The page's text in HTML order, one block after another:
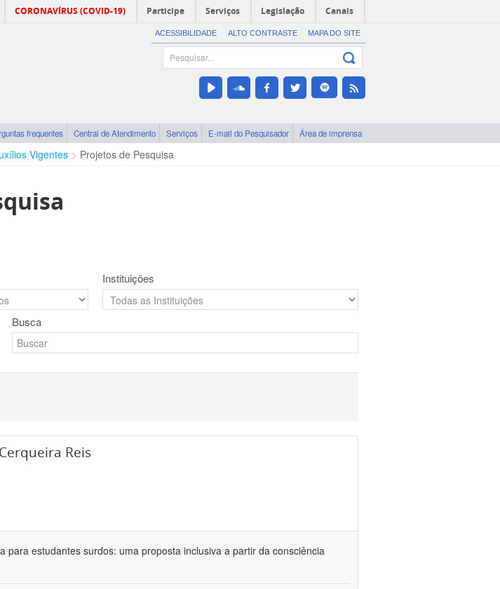
CORONAVÍRUS (COVID-19) Participe Serviços Legislação Canais
ACESSIBILIDADE ALTO CONTRASTE MAPA DO SITE
frequentes Central de Atendimento Serviços E-mail do Pesquisador Área de imprensa
Vigentes Projetos de Pesquisa
Instituições
Busca
Reis
para estudantes surdos: uma proposta inclusiva a partir da consciência